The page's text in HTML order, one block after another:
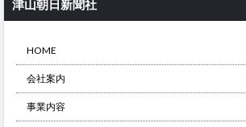
津山朝日新聞社
HOME
会社案内
事業内容